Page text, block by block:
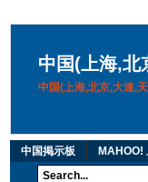
中国(上海,北
中国(上海,北京,大連,
中国掲示板 MAHOO!